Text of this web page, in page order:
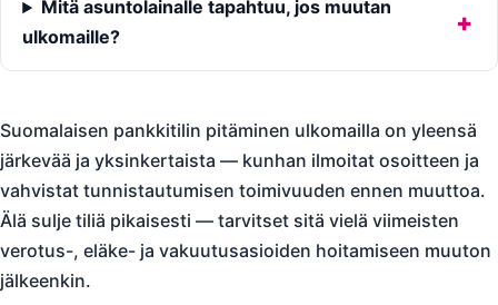
Mitä asuntolainalle tapahtuu, jos muutan
ulkomaille?
Suomalaisen pankkitilin pitäminen ulkomailla on yleensä
järkevää ja yksinkertaista — kunhan ilmoitat osoitteen ja
vahvistat tunnistautumisen toimivuuden ennen muuttoa.
Älä sulje tiliä pikaisesti — tarvitset sitä vielä viimeisten
verotus-, eläke- ja vakuutusasioiden hoitamiseen muuton
jälkeenkin.